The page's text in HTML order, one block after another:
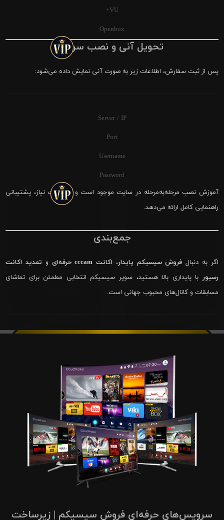
VU+
Openbox
تحویل آنی و نصب سریع
پس از ثبت سفارش، اطلاعات زیر به صورت آنی نمایش داده می‌شود:
Server / IP
Port
Username
Password
آموزش نصب مرحله‌به‌مرحله در سایت موجود است و در صورت نیاز، پشتیبانی
راهنمایی کامل ارائه می‌دهد.
جمع‌بندی
اگر به دنبال فروش سیسیکم پایدار، اکانت cccam حرفه‌ای و تمدید اکانت
رسیور با پایداری بالا هستید، سوپر سیسیکم انتخابی مطمئن برای تماشای
مسابقات و کانال‌های محبوب جهانی است.
سرویس‌های حرفه‌ای فروش سیسیکم | زیرساخت